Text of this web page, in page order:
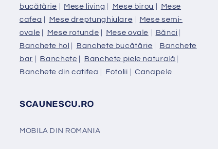
bucătărie | Mese living | Mese birou | Mese
cafea | Mese dreptunghiulare | Mese semi-
ovale | Mese rotunde | Mese ovale | Bănci |
Banchete hol | Banchete bucătărie | Banchete
bar | Banchete | Banchete piele naturală |
Banchete din catifea | Fotolii |Canapele
SCAUNESCU.RO
MOBILA DIN ROMANIA